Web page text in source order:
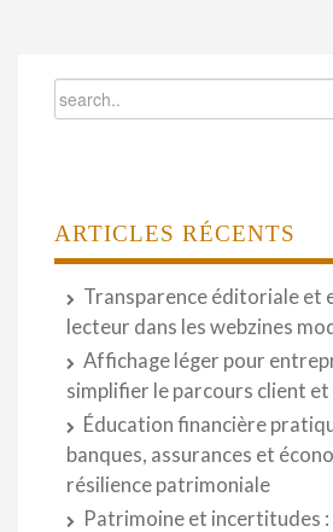
ARTICLES RÉCENTS
Transparence éditoriale et
lecteur dans les webzines
Affichage léger pour
simplifier le parcours client et
Éducation financière
banques, assurances et
résilience patrimoniale
Patrimoine et incertitudes :